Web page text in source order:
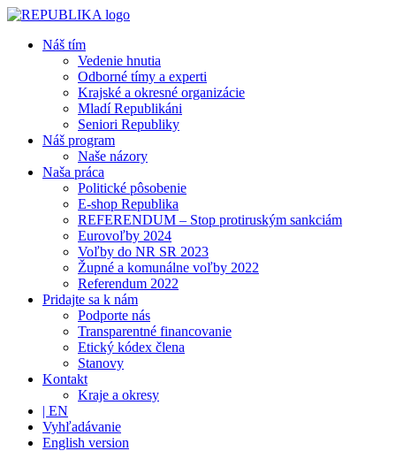
Náš tím
Vedenie hnutia
Odborné tímy a experti
Krajské a okresné organizácie
Mladí Republikáni
Seniori Republiky
Náš program
Naše názory
Naša práca
Politické pôsobenie
E-shop Republika
REFERENDUM – Stop protiruským sankciám
Eurovoľby 2024
Voľby do NR SR 2023
Župné a komunálne voľby 2022
Referendum 2022
Pridajte sa k nám
Podporte nás
Transparentné financovanie
Etický kódex člena
Stanovy
Kontakt
Kraje a okresy
| EN
Vyhľadávanie
English version